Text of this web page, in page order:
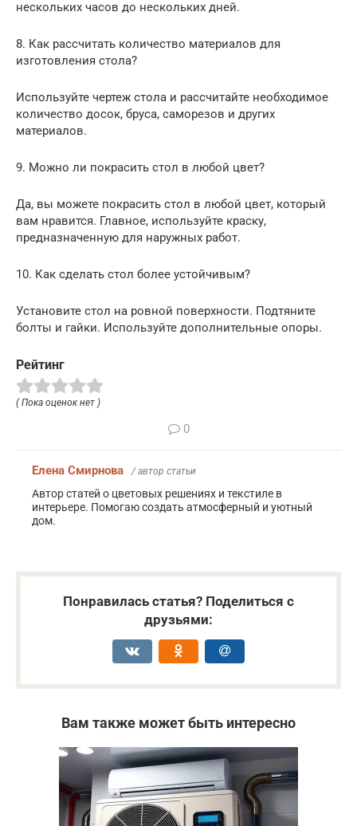
нескольких часов до нескольких дней.
8. Как рассчитать количество материалов для
изготовления стола?
Используйте чертеж стола и рассчитайте необходимое
количество досок, бруса, саморезов и других
материалов.
9. Можно ли покрасить стол в любой цвет?
Да, вы можете покрасить стол в любой цвет, который
вам нравится. Главное, используйте краску,
предназначенную для наружных работ.
10. Как сделать стол более устойчивым?
Установите стол на ровной поверхности. Подтяните
болты и гайки. Используйте дополнительные опоры.
Рейтинг
( Пока оценок нет )
0
Елена Смирнова / автор статьи
Автор статей о цветовых решениях и текстиле в
интерьере. Помогаю создать атмосферный и уютный
дом.
Понравилась статья? Поделиться с
друзьями:
Вам также может быть интересно